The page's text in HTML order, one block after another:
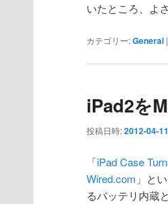
いたところ、よ
カテゴリー:General |
iPad2を
投稿日時:2012-04-11
「iPad Case
Wired.com 」と
るバッテリ内蔵